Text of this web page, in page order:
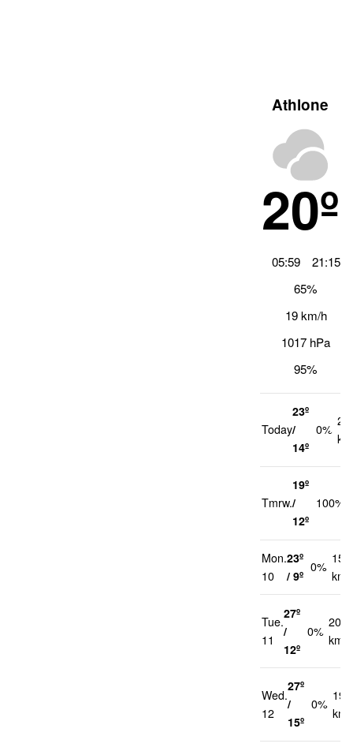
Athlone
20º
05:59
21:15
65%
19 km/h
1017 hPa
95%
Today
23º
/
14º
0%
22
Tmrw.
19º
/
12º
100%
Mon.
10
23º
/ 9º
0%
15
km/
Tue.
11
27º
/
12º
0%
20
km/h
Wed.
12
27º
/
15º
0%
19